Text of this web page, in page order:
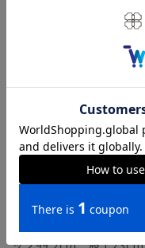
【(160cm-6DROP)A3】
《ジャケット》着丈
88.5cm 肩幅43.6cm
《パンツ》ウエスト
ップ97.2cm 股上
21.1cm 裾幅18.6cm
【(165cm-6DROP)A4】
《ジャケット》着丈
90.5cm 肩幅44.3cm
《パンツ》ウエスト